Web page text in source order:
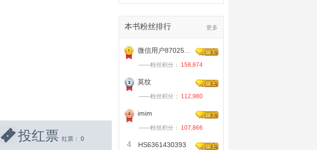
投红票 红票： 0
本书粉丝排行 更多
微信用户870251204
——粉丝积分： 158,874
莫纹
——粉丝积分： 112,980
imim
——粉丝积分： 107,866
4 HS6361430393